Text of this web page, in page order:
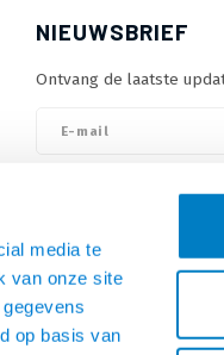
media te
van onze site
op basis van
NIEUWSBRIEF
Ontvang de laatste